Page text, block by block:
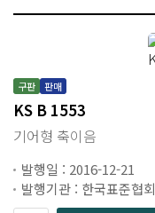
구판 판매
KS B 1553
기어형 축이음
발행일 : 2016-12-21
발행기관 : 한국표준협회